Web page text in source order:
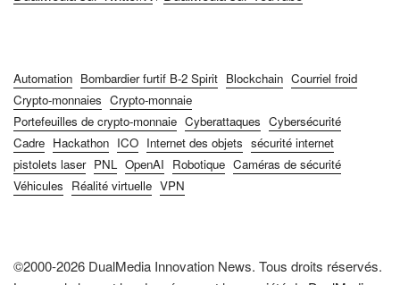
Automation Bombardier furtif B-2 Spirit Blockchain Courriel froid
Crypto-monnaies Crypto-monnaie
Portefeuilles de crypto-monnaie Cyberattaques Cybersécurité
Cadre Hackathon ICO Internet des objets sécurité internet
pistolets laser PNL OpenAI Robotique Caméras de sécurité
Véhicules Réalité virtuelle VPN
©2000-2026 DualMedia Innovation News. Tous droits réservés.